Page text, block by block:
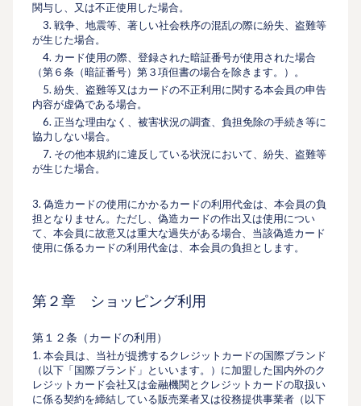
関与し、又は不正使⽤した場合。
3. 戦争、地震等、著しい社会秩序の混乱の際に紛失、盗難等
が⽣じた場合。
4. カード使⽤の際、登録された暗証番号が使⽤された場合
（第６条（暗証番号）第３項但書の場合を除きます。）。
5. 紛失、盗難等又はカードの不正利⽤に関する本会員の申告
内容が虚偽である場合。
6. 正当な理由なく、被害状況の調査、負担免除の⼿続き等に
協⼒しない場合。
7. その他本規約に違反している状況において、紛失、盗難等
が⽣じた場合。
3. 偽造カードの使⽤にかかるカードの利⽤代⾦は、本会員の負
担となりません。ただし、偽造カードの作出又は使⽤につい
て、本会員に故意又は重⼤な過失がある場合、当該偽造カード
使⽤に係るカードの利⽤代⾦は、本会員の負担とします。
第２章 ショッピング利⽤
第１２条（カードの利⽤）
1. 本会員は、当社が提携するクレジットカードの国際ブランド
（以下「国際ブランド」といいます。）に加盟した国内外のク
レジットカード会社又は⾦融機関とクレジットカードの取扱い
に係る契約を締結している販売業者又は役務提供事業者（以下